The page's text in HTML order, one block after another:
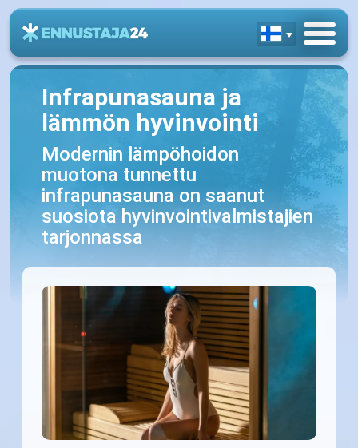
Infrapunasauna ja
lämmön hyvinvointi
Modernin lämpöhoidon
muotona tunnettu
infrapunasauna on saanut
suosiota hyvinvointivalmistajien
tarjonnassa